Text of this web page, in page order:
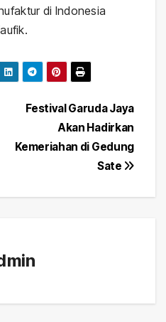
di Indonesia
Festival Garuda Jaya
Akan Hadirkan
Kemeriahan di Gedung
Sate